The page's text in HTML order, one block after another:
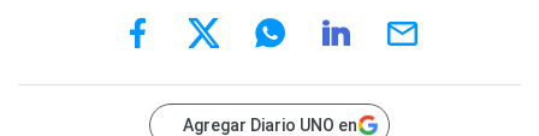
Agregar Diario UNO en